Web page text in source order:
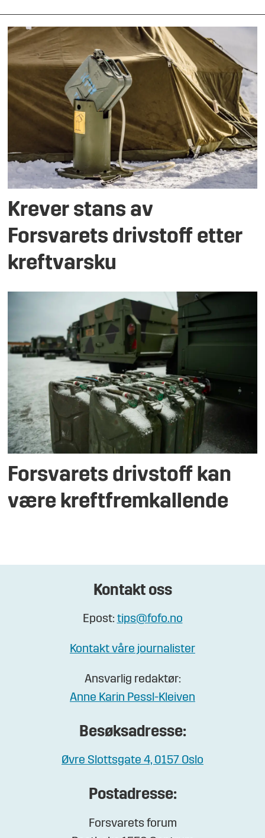
Krever stans av
Forsvarets drivstoff etter
kreftvarsku
Forsvarets drivstoff kan
være kreftfremkallende
Kontakt oss
Epost: tips@fofo.no
Kontakt våre journalister
Ansvarlig redaktør:
Anne Karin Pessl-Kleiven
Besøksadresse:
Øvre Slottsgate 4, 0157 Oslo
Postadresse:
Forsvarets forum